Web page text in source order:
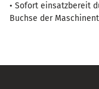
• Sofort einsatzbereit
Buchse der